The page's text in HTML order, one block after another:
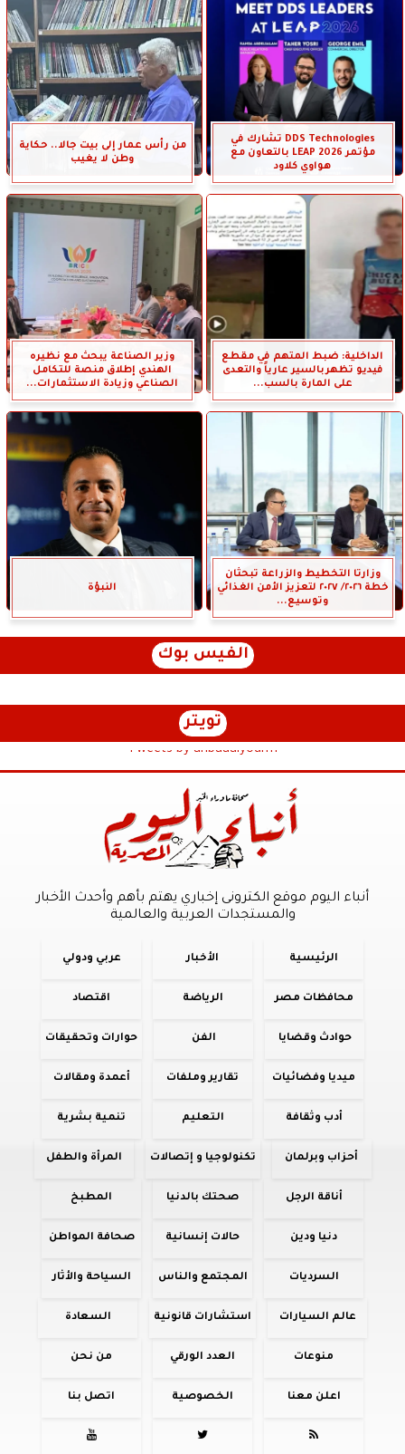
DDS Technologies تشارك في
مؤتمر LEAP 2026 بالتعاون مع
هواوي كلاود
من رأس عمار إلى بيت جالا.. حكاية
وطن لا يغيب
الداخلية: ضبط المتهم في مقطع
فيديو تظهربالسير عارياً والتعدى
على المارة بالسب...
وزير الصناعة يبحث مع نظيره
الهندي إطلاق منصة للتكامل
الصناعي وزيادة الاستثمارات...
وزارتا التخطيط والزراعة تبحثان
خطة ٢٠٢٦/ ٢٠٢٧ لتعزيز الأمن الغذائي
وتوسيع...
النبؤة
الفيس بوك
تويتر
Tweets by anbaaalyoum1
أنباء اليوم موقع الكترونى إخباري يهتم بأهم وأحدث الأخبار
والمستجدات العربية والعالمية
الرئيسية الأخبار عربي ودولي
محافظات مصر الرياضة اقتصاد
حوادث وقضايا الفن حوارات وتحقيقات
ميديا وفضائيات تقارير وملفات أعمدة ومقالات
أدب وثقافة التعليم تنمية بشرية
أحزاب وبرلمان تكنولوجيا و إتصالات المرأة والطفل
أناقة الرجل صحتك بالدنيا المطبخ
دنيا ودين حالات إنسانية صحافة المواطن
السرديات المجتمع والناس السياحة والأثار
عالم السيارات استشارات قانونية السعادة
منوعات العدد الورقي من نحن
اعلن معنا الخصوصية اتصل بنا


